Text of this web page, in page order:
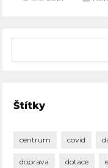
Štítky
centrum covid
doprava dotace